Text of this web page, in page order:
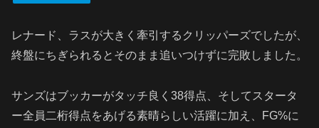
レナード、ラスが大きく牽引するクリッパーズでしたが、
終盤にちぎられるとそのまま追いつけずに完敗しました。
サンズはブッカーがタッチ良く38得点、そしてスタータ
ー全員二桁得点をあげる素晴らしい活躍に加え、FG%に